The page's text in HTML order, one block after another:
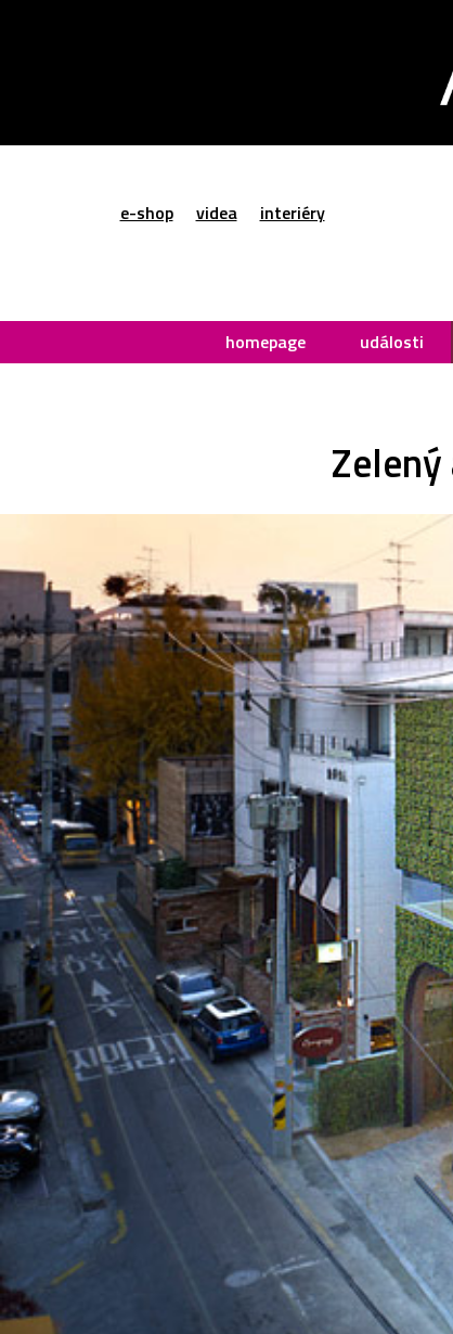
e-shop videa interiéry
homepage události